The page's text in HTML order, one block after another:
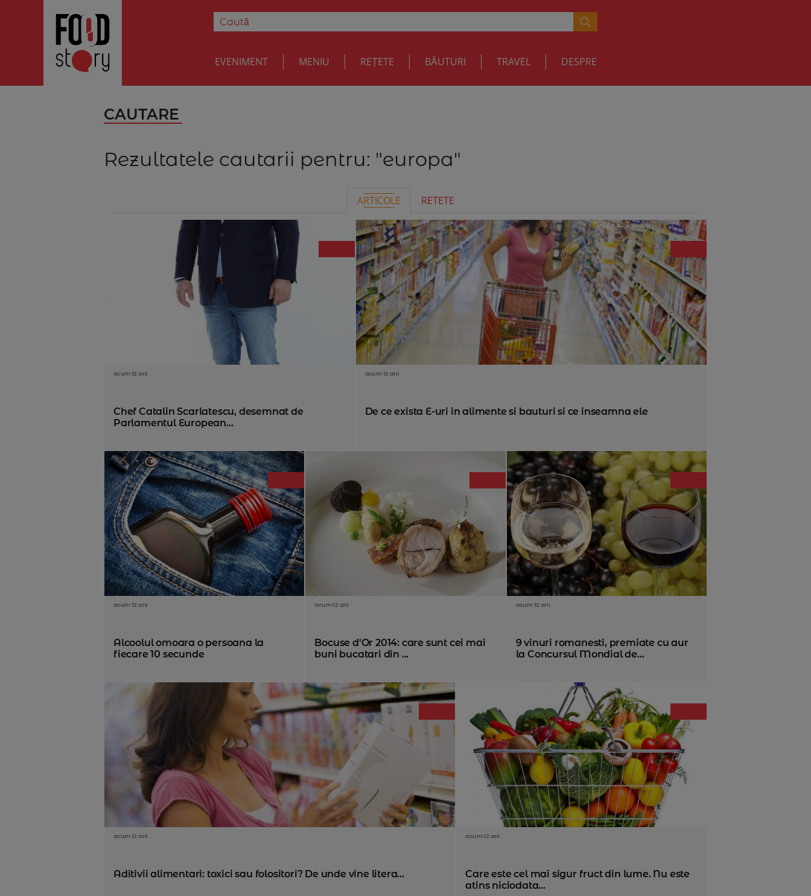
EVENIMENT MENIU REȚETE BĂUTURI TRAVEL DESPRE
CAUTARE
Rezultatele cautarii pentru: "europa"
ARTICOLE RETETE
acum 12 ani
Chef Catalin Scarlatescu, desemnat de
Parlamentul European...
acum 12 ani
De ce exista E-uri in alimente si bauturi si ce inseamna ele
acum 12 ani
Alcoolul omoara o persoana la
fiecare 10 secunde
acum 12 ani
Bocuse d'Or 2014: care sunt cei mai
buni bucatari din ...
acum 12 ani
9 vinuri romanesti, premiate cu aur
la Concursul Mondial de...
acum 12 ani
Aditivii alimentari: toxici sau folositori? De unde vine litera...
acum 12 ani
Care este cel mai sigur fruct din lume. Nu este
atins niciodata...